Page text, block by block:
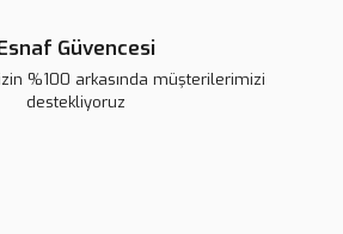
Güvencesi
%100 arkasında müşterilerimizi
destekliyoruz